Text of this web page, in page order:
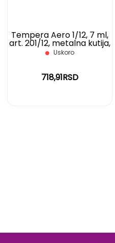
Tempera Aero 1/12, 7 ml,
art. 201/12, metalna kutija,
panda
Uskoro
718,91RSD